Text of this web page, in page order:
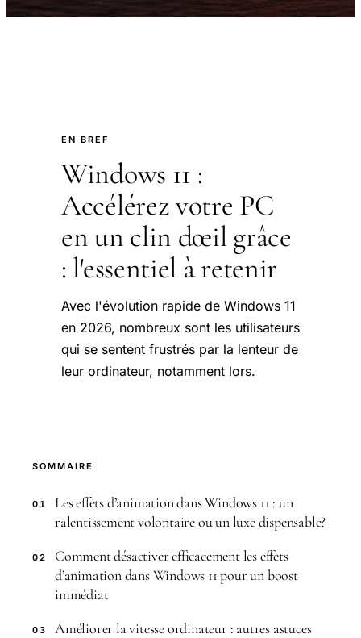
EN BREF
Windows 11 :
Accélérez votre PC
en un clin dœil grâce
: l'essentiel à retenir
Avec l'évolution rapide de Windows 11
en 2026, nombreux sont les utilisateurs
qui se sentent frustrés par la lenteur de
leur ordinateur, notamment lors.
SOMMAIRE
01
Les effets d’animation dans Windows 11 : un
ralentissement volontaire ou un luxe dispensable?
02
Comment désactiver efficacement les effets
d’animation dans Windows 11 pour un boost
immédiat
03
Améliorer la vitesse ordinateur : autres astuces